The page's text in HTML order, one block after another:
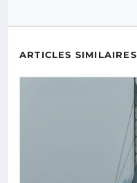
ARTICLES SIMILAIRES